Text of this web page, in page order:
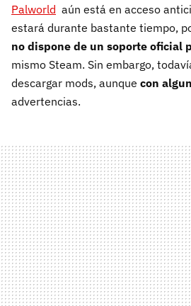
Palworld aún está en acceso
estará durante bastante tiempo,
no dispone de un soporte oficial
mismo Steam. Sin embargo,
descargar mods, aunque con
advertencias.